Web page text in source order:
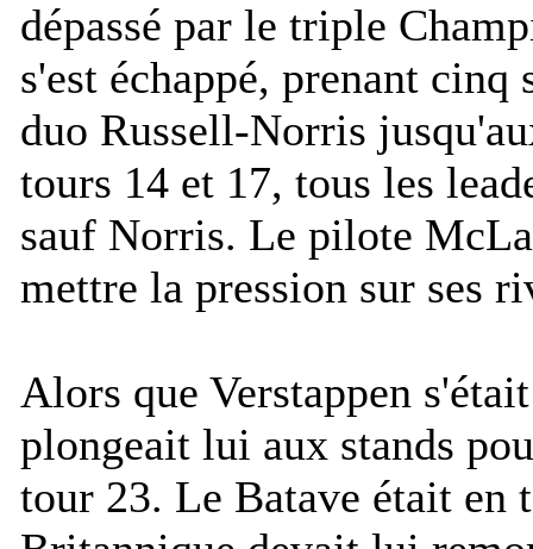
dépassé par le triple
s'est échappé, prenant cinq
duo Russell-Norris
tours 14 et 17, tous les
sauf Norris. Le pilote
mettre la pression sur ses
Alors que Verstappen
plongeait lui aux stands
tour 23. Le Batave était en